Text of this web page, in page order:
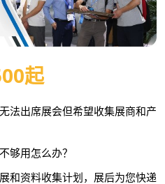
起
法出席展会但希望收集展商和产
够用怎么办？
和资料收集计划，展后为您快递